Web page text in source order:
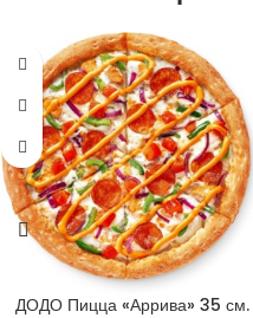
ДОДО Пицца «Аррива» 35 см.